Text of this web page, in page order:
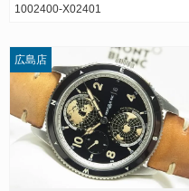
1002400-X02401
広島店